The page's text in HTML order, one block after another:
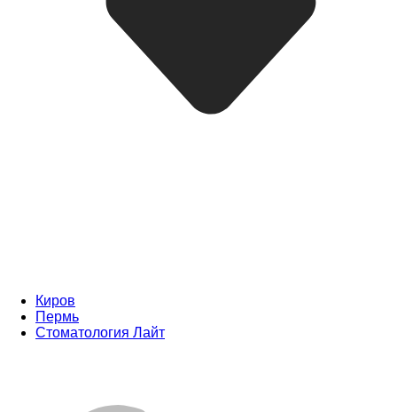
Киров
Пермь
Стоматология Лайт